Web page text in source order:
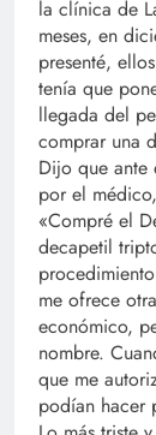
la clínica de
meses, en
presenté,
tenía que
llegada del
comprar una
Dijo que
por el
«Compré el
decapetil
me ofrece
económico,
nombre.
que me
podían hacer